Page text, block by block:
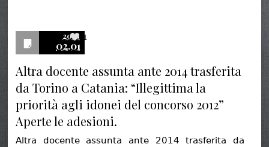
2018
02.01
1
Altra docente assunta ante 2014 trasferita
da Torino a Catania: “Illegittima la
priorità agli idonei del concorso 2012”
Aperte le adesioni.
Altra docente assunta ante 2014 trasferita da